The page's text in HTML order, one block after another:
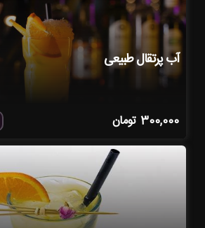
آب پرتقال طبیعی
300,000 تومان